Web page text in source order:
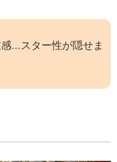
...スター性が隠せま